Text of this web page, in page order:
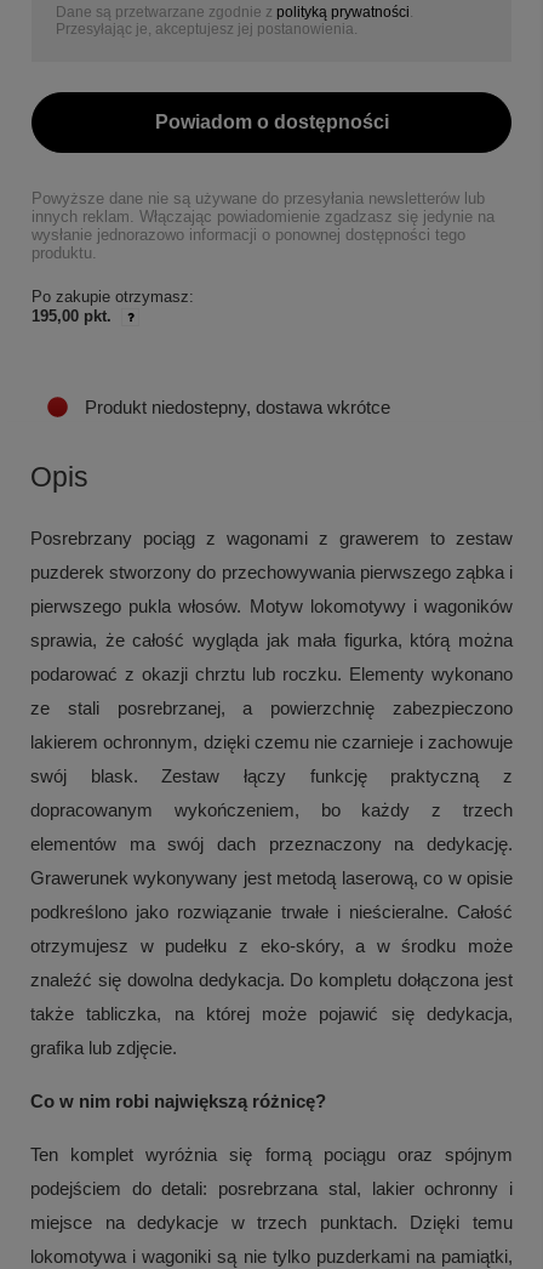
Dane są przetwarzane zgodnie z polityką prywatności
Przesyłając je, akceptujesz jej postanowienia.
Powiadom o dostępności
Powyższe dane nie są używane do przesyłania newsletterów lub
innych reklam. Włączając powiadomienie zgadzasz się jedynie na
wysłanie jednorazowo informacji o ponownej dostępności tego
produktu.
Po zakupie otrzymasz:
195,00 pkt.
Produkt niedostepny, dostawa wkrótce
Opis
Posrebrzany pociąg z wagonami z grawerem to zestaw
puzderek stworzony do przechowywania pierwszego ząbka i
pierwszego pukla włosów. Motyw lokomotywy i wagoników
sprawia, że całość wygląda jak mała figurka, którą można
podarować z okazji chrztu lub roczku. Elementy wykonano
ze stali posrebrzanej, a powierzchnię zabezpieczono
lakierem ochronnym, dzięki czemu nie czarnieje i zachowuje
swój blask. Zestaw łączy funkcję praktyczną z
dopracowanym wykończeniem, bo każdy z trzech
elementów ma swój dach przeznaczony na dedykację.
Grawerunek wykonywany jest metodą laserową, co w opisie
podkreślono jako rozwiązanie trwałe i nieścieralne. Całość
otrzymujesz w pudełku z eko-skóry, a w środku może
znaleźć się dowolna dedykacja. Do kompletu dołączona jest
także tabliczka, na której może pojawić się dedykacja,
grafika lub zdjęcie.
Co w nim robi największą różnicę?
Ten komplet wyróżnia się formą pociągu oraz spójnym
podejściem do detali: posrebrzana stal, lakier ochronny i
miejsce na dedykacje w trzech punktach. Dzięki temu
lokomotywa i wagoniki są nie tylko puzderkami na pamiątki,